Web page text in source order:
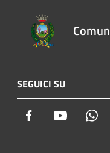
SEGUICI SU
Facebook Youtube